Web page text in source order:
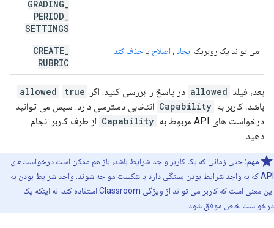
GRADING
PERIOD
SETTINGS
می تواند یک روبریک ایجاد ، اصلاح یا حذف کند CREATE
RUBRIC
بعد، فیلد allowed در پاسخ را بررسی کنید. اگر allowed
true
باشد، کاربر به Capability انتخابی دسترسی دارد. سپس می توانید
درخواست های API مربوط به
Capability از طرف کاربر انجام
دهید.
مهم: حتی زمانی که یک کاربر واجد شرایط باشد، باز هم ممکن است درخواست‌های
API که به واجد شرایط بودن بستگی دارد با شکست مواجه شوند. واجد شرایط بودن به
این معنی است که کاربر می تواند از ویژگی Classroom استفاده کند، نه اینکه یک
درخواست خاص موفق شود.